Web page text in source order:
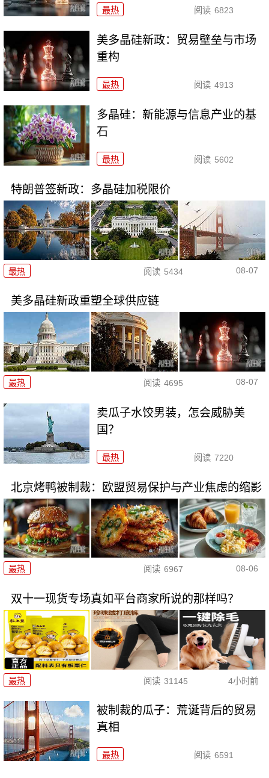
最热 阅读 6823
美多晶硅新政：贸易壁垒与市场
重构
最热 阅读 4913
多晶硅：新能源与信息产业的基
石
最热 阅读 5602
特朗普签新政：多晶硅加税限价
最热 阅读 5434 08-07
美多晶硅新政重塑全球供应链
最热 阅读 4695 08-07
卖瓜子水饺男装，怎会威胁美
国？
最热 阅读 7220
北京烤鸭被制裁：欧盟贸易保护与产业焦虑的缩影
最热 阅读 6967 08-06
双十一现货专场真如平台商家所说的那样吗？
最热 阅读 31145 4小时前
被制裁的瓜子：荒诞背后的贸易
真相
最热 阅读 6591